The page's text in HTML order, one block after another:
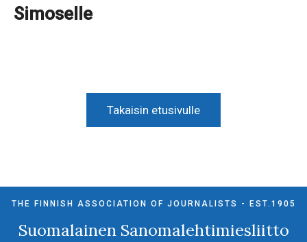
Simoselle
Takaisin etusivulle
THE FINNISH ASSOCIATION OF JOURNALISTS - EST.1905
Suomalainen Sanomalehtimiesliitto